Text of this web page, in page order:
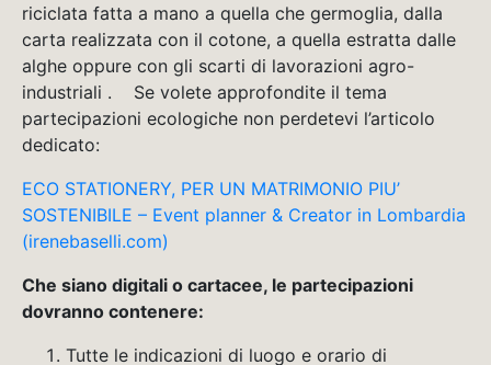
riciclata fatta a mano a quella che germoglia, dalla
carta realizzata con il cotone, a quella estratta dalle
alghe oppure con gli scarti di lavorazioni agro-
industriali . Se volete approfondite il tema
partecipazioni ecologiche non perdetevi l’articolo
dedicato:
ECO STATIONERY, PER UN MATRIMONIO PIU’
SOSTENIBILE – Event planner & Creator in Lombardia
(irenebaselli.com)
Che siano digitali o cartacee, le partecipazioni
dovranno contenere:
Tutte le indicazioni di luogo e orario di